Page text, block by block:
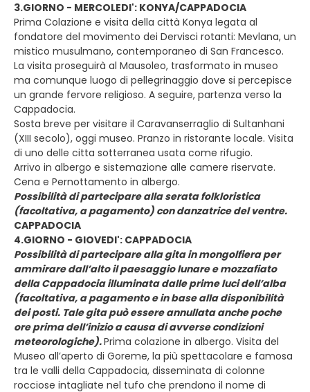
3.GIORNO - MERCOLEDI': KONYA/CAPPADOCIA
Prima Colazione e visita della città Konya legata al
fondatore del movimento dei Dervisci rotanti: Mevlana, un
mistico musulmano, contemporaneo di San Francesco.
La visita proseguirà al Mausoleo, trasformato in museo
ma comunque luogo di pellegrinaggio dove si percepisce
un grande fervore religioso. A seguire, partenza verso la
Cappadocia.
Sosta breve per visitare il Caravanserraglio di Sultanhani
(XIII secolo), oggi museo. Pranzo in ristorante locale. Visita
di uno delle citta sotterranea usata come rifugio.
Arrivo in albergo e sistemazione alle camere riservate.
Cena e Pernottamento in albergo.
Possibilità di partecipare alla serata folkloristica
(facoltativa, a pagamento) con danzatrice del ventre.
CAPPADOCIA
4.GIORNO - GIOVEDI': CAPPADOCIA
Possibilità di partecipare alla gita in mongolfiera per
ammirare dall’alto il paesaggio lunare e mozzafiato
della Cappadocia illuminata dalle prime luci dell’alba
(facoltativa, a pagamento e in base alla disponibilità
dei posti. Tale gita può essere annullata anche poche
ore prima dell’inizio a causa di avverse condizioni
meteorologiche).Prima colazione in albergo. Visita del
Museo all’aperto di Goreme, la più spettacolare e famosa
tra le valli della Cappadocia, disseminata di colonne
rocciose intagliate nel tufo che prendono il nome di